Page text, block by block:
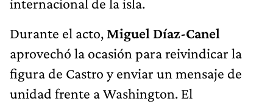
internacional de la isla.
Durante el acto, Miguel Díaz-Canel
aprovechó la ocasión para reivindicar la
figura de Castro y enviar un mensaje de
unidad frente a Washington. El